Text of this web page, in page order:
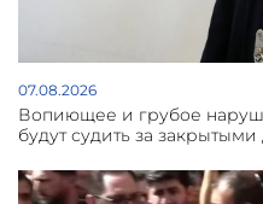
07.08.2026
Вопиющее и грубое
будут судить за